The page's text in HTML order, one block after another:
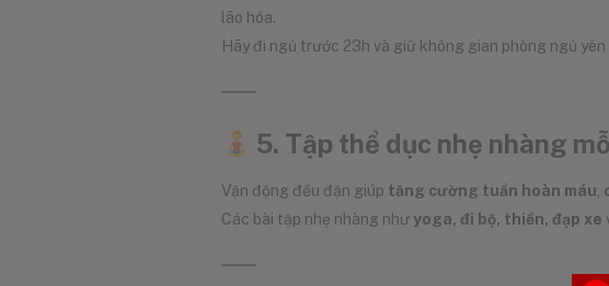
lão hóa.
Hãy đi ngủ trước 23h và giữ không gian phòng ngủ
5. Tập thể dục nhẹ nhàng
Vận động đều đặn giúp tăng cường tuần hoàn máu
Các bài tập nhẹ nhàng như yoga, đi bộ, thiền, đạp xe